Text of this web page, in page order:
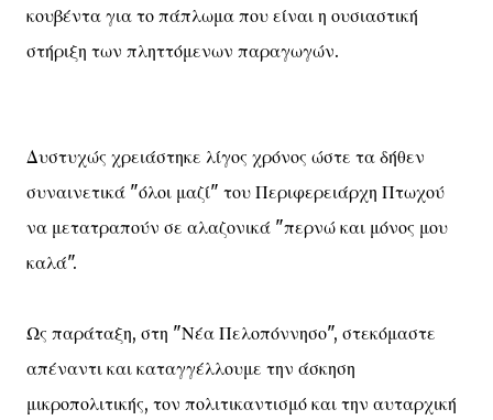
κουβέντα για το πάπλωμα που είναι η ουσιαστική
στήριξη των πληττόμενων παραγωγών.
Δυστυχώς χρειάστηκε λίγος χρόνος ώστε τα δήθεν
συναινετικά "όλοι μαζί" του Περιφερειάρχη Πτωχού
να μετατραπούν σε αλαζονικά "περνώ και μόνος μου
καλά".
Ως παράταξη, στη "Νέα Πελοπόννησο", στεκόμαστε
απέναντι και καταγγέλλουμε την άσκηση
μικροπολιτικής, τον πολιτικαντισμό και την αυταρχική